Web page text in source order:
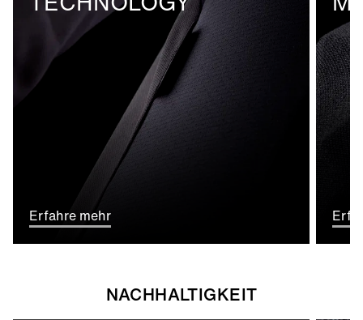
Erfahre mehr
NACHHALTIGKEIT